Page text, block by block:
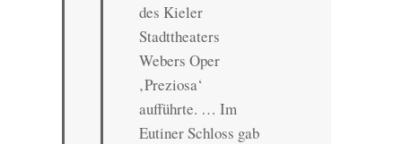
des Kieler
Stadttheaters
Webers Oper
‚Preziosa‘
aufführte. … Im
Eutiner Schloss gab